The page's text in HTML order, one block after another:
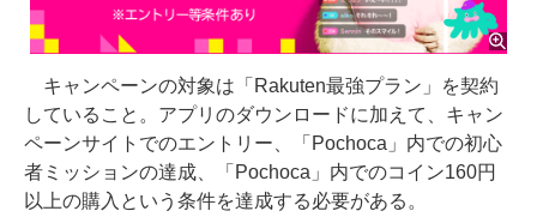
キャンペーンの対象は「Rakuten最強プラン」を契約
していること。アプリのダウンロードに加えて、キャン
ペーンサイトでのエントリー、「Pochoca」内での初心
者ミッションの達成、「Pochoca」内でのコイン160円
以上の購入という条件を達成する必要がある。